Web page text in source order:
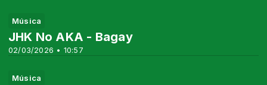
Música
02/03/2026 • 10:57
JHK No AKA - Bagay
Música